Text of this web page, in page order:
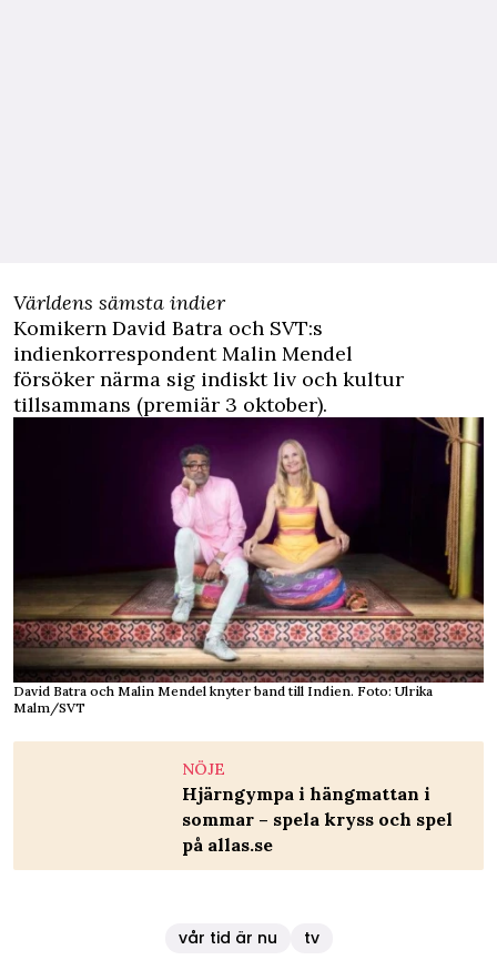
Världens sämsta indier
Komikern David Batra och SVT:s
indienkorrespondent Malin Mendel
försöker närma sig indiskt liv och kultur
tillsammans (premiär 3 oktober).
David Batra och Malin Mendel knyter band till Indien. Foto: Ulrika
Malm/SVT
NÖJE
Hjärngympa i hängmattan i
sommar – spela kryss och spel
på allas.se
vår tid är nu tv